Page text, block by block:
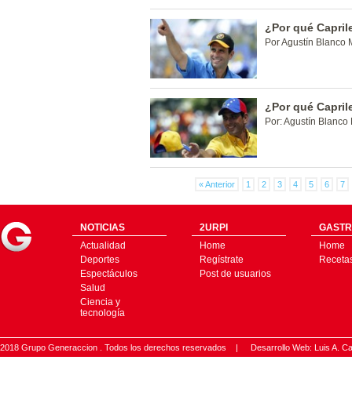
¿Por qué
Por Agustín Blanco
¿Por qué
Por: Agustín Blanco
« Anterior 1 2 3 4 5 6 7
NOTICIAS
Actualidad
Deportes
Espectáculos
Salud
Ciencia y
tecnología
2URPI
Home
Regístrate
Post de usuarios
Home
2018 Grupo Generaccion . Todos los derechos reservados | Desarrollo Web: Luis